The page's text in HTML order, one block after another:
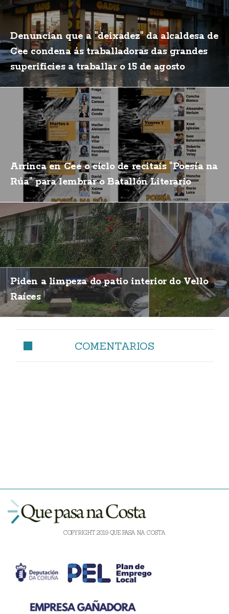
Denuncian que a "deixadez" da alcaldesa de
Cee condena ás traballadoras das grandes
superificies a traballar o 15 de agosto
Arrinca en Cee o ciclo de recitais "Poesía na
Rúa" para lembrar o Batallón Literario
Piden a limpeza do patio interior do Vello
Raíces
COMENTARIOS
COPYRIGHT 2019 QUE PASA NA COSTA